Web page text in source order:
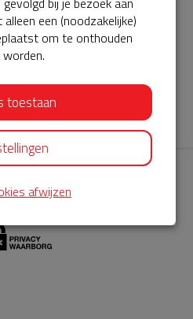
door de Hartstichting en
BuurtAED is AED360-ProCardio
en ontzorgen zij jou de
is gespecialiseerd in de
van Philips AED’s.
een (noodzakelijke)
om te onthouden
toestaan
afwijzen